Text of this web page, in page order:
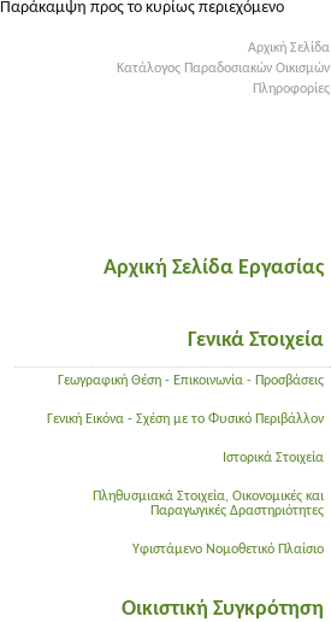
Παράκαμψη προς το κυρίως περιεχόμενο
Αρχική Σελίδα
Κατάλογος Παραδοσιακών Οικισμών
Πληροφορίες
Αρχική Σελίδα Εργασίας
Γενικά Στοιχεία
Γεωγραφική Θέση - Επικοινωνία - Προσβάσεις
Γενική Εικόνα - Σχέση με το Φυσικό Περιβάλλον
Ιστορικά Στοιχεία
Πληθυσμιακά Στοιχεία, Οικονομικές και
Παραγωγικές Δραστηριότητες
Υφιστάμενο Νομοθετικό Πλαίσιο
Οικιστική Συγκρότηση